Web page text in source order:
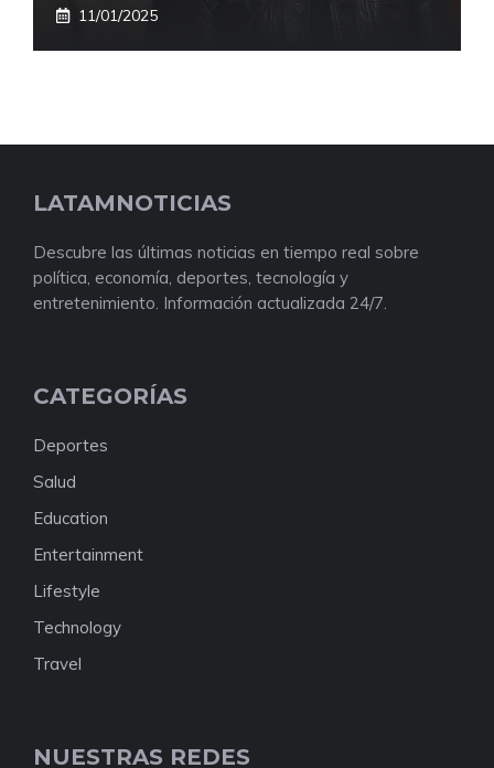
11/01/2025
LATAMNOTICIAS
Descubre las últimas noticias en tiempo real sobre
política, economía, deportes, tecnología y
entretenimiento. Información actualizada 24/7.
CATEGORÍAS
Deportes
Salud
Education
Entertainment
Lifestyle
Technology
Travel
NUESTRAS REDES